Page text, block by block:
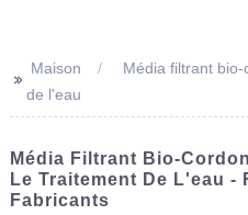
>> Maison
Média filtrant
de l'eau
Média Filtrant Bio-
Le Traitement De L'eau -
Fabricants